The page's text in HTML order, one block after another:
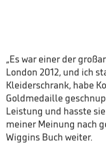
„Es war einer der
London 2012, und ich
Kleiderschrank, habe
Goldmedaille
Leistung und hasste
meiner Meinung nach
Wiggins Buch weiter.